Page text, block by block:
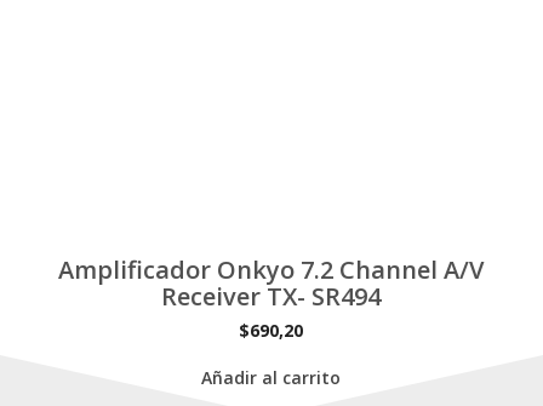
Amplificador Onkyo 7.2 Channel A/V
Receiver TX- SR494
$690,20
Añadir al carrito